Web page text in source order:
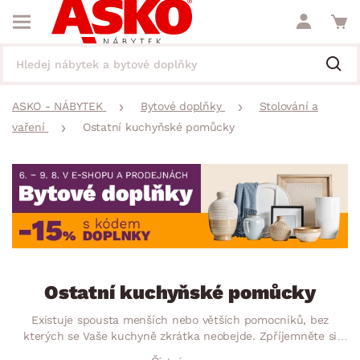
ASKO - NÁBYTEK Bytové doplňky
Stolování a
vaření
Ostatní kuchyňské pomůcky
Ostatní kuchyňské pomůcky
Existuje spousta menších nebo větších pomocníků, bez
kterých se Vaše kuchyně zkrátka neobejde. Zpříjemněte si